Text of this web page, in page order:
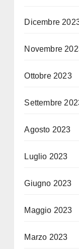
Dicembre
Novembre
Ottobre 2023
Settembre
Agosto 2023
Luglio 2023
Giugno 2023
Maggio 2023
Marzo 2023